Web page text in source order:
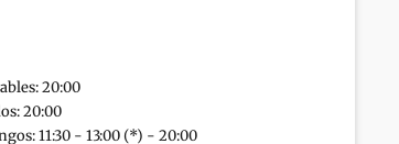
20:00
20:00
11:30 - 13:00 (*) - 20:00